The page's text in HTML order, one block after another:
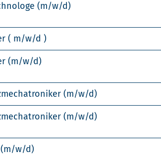
(m/w/d)
( m/w/d )
(m/w/d)
(m/w/d)
(m/w/d)
(m/w/d)